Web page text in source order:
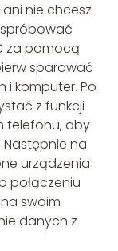
nie chcesz
spróbować
za pomocą
sparować
i komputer. Po
z funkcji
telefonu, aby
na
urządzenia
połączeniu
swoim
danych z